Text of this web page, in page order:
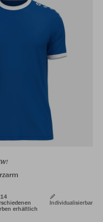
erhältlich
Individualisierbar